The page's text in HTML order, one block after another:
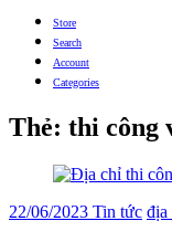
Store
Search
Account
Categories
Thẻ: thi công
22/06/2023 Tin tức địa